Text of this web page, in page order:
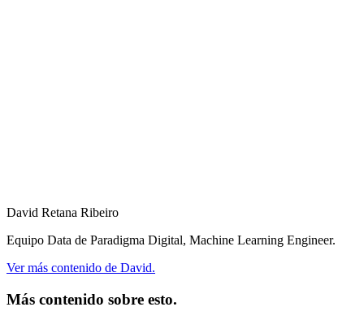
David Retana Ribeiro
Equipo Data de Paradigma Digital, Machine Learning Engineer.
Ver más contenido de David.
Más contenido sobre esto.